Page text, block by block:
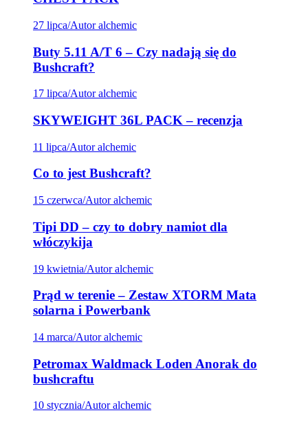
27 lipca/Autor alchemic
Buty 5.11 A/T 6 – Czy nadają się do
Bushcraft?
17 lipca/Autor alchemic
SKYWEIGHT 36L PACK – recenzja
11 lipca/Autor alchemic
Co to jest Bushcraft?
15 czerwca/Autor alchemic
Tipi DD – czy to dobry namiot dla
włóczykija
19 kwietnia/Autor alchemic
Prąd w terenie – Zestaw XTORM Mata
solarna i Powerbank
14 marca/Autor alchemic
Petromax Waldmack Loden Anorak do
bushcraftu
10 stycznia/Autor alchemic